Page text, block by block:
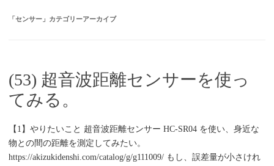
「センサー 」カテゴリーアーカイブ
(53) 超音波距離センサーを使っ
てみる。
【1】やりたいこと 超音波距離センサー HC-SR04 を使い、身近な
物との間の距離を測定してみたい。
https://akizukidenshi.com/catalog/g/g111009/ もし、誤差量が小さけれ